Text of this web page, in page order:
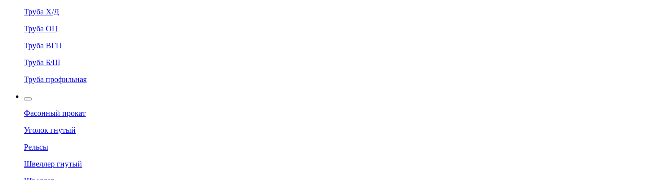
Труба Х/Д
Труба ОЦ
Труба ВГП
Труба Б/Ш
Труба профильная
Фасонный прокат
Уголок гнутый
Рельсы
Швеллер гнутый